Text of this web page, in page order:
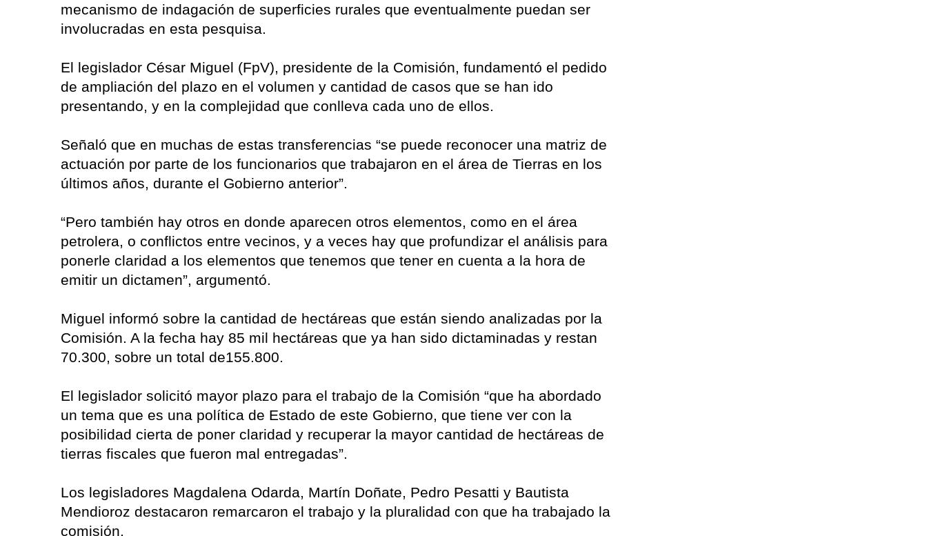
mecanismo de indagación de superficies rurales que eventualmente puedan ser
involucradas en esta pesquisa.
El legislador César Miguel (FpV), presidente de la Comisión, fundamentó el pedido
de ampliación del plazo en el volumen y cantidad de casos que se han ido
presentando, y en la complejidad que conlleva cada uno de ellos.
Señaló que en muchas de estas transferencias “se puede reconocer una matriz de
actuación por parte de los funcionarios que trabajaron en el área de Tierras en los
últimos años, durante el Gobierno anterior”.
“Pero también hay otros en donde aparecen otros elementos, como en el área
petrolera, o conflictos entre vecinos, y a veces hay que profundizar el análisis para
ponerle claridad a los elementos que tenemos que tener en cuenta a la hora de
emitir un dictamen”, argumentó.
Miguel informó sobre la cantidad de hectáreas que están siendo analizadas por la
Comisión. A la fecha hay 85 mil hectáreas que ya han sido dictaminadas y restan
70.300, sobre un total de155.800.
El legislador solicitó mayor plazo para el trabajo de la Comisión “que ha abordado
un tema que es una política de Estado de este Gobierno, que tiene ver con la
posibilidad cierta de poner claridad y recuperar la mayor cantidad de hectáreas de
tierras fiscales que fueron mal entregadas”.
Los legisladores Magdalena Odarda, Martín Doñate, Pedro Pesatti y Bautista
Mendioroz destacaron remarcaron el trabajo y la pluralidad con que ha trabajado la
comisión.